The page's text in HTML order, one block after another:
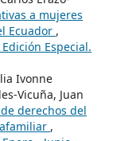
a mujeres
Ecuador ,
Edición Especial.
Ivonne
Vicuña, Juan
derechos del
,